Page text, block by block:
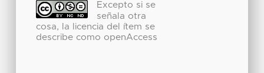
Excepto si se
señala otra
cosa, la licencia del ítem se
describe como openAccess